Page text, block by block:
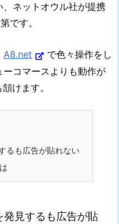
ネットオウル社が提携
です。
A8.net
で色々操作をし
コマースよりも動作が
けます。
るも広告が貼れない
見するも広告が貼